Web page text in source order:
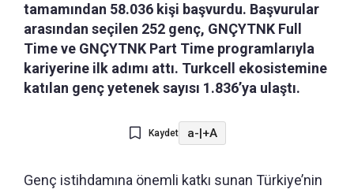
tamamından 58.036 kişi başvurdu. Başvurular
arasından seçilen 252 genç, GNÇYTNK Full
Time ve GNÇYTNK Part Time programlarıyla
kariyerine ilk adımı attı. Turkcell ekosistemine
katılan genç yetenek sayısı 1.836’ya ulaştı.
Kaydet a-|+A
Genç istihdamına önemli katkı sunan Türkiye’nin